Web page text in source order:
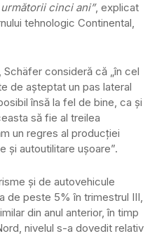
cinci ani”, explicat
tehnologic Continental,
consideră că „în cel
de aşteptat un pas lateral
însă la fel de bine, ca şi
să fie al treilea
un regres al producţiei
şi autoutilitare uşoare”.
şi de autovehicule
de peste 5% în trimestrul III,
din anul anterior, în timp
nivelul s-a dovedit relativ